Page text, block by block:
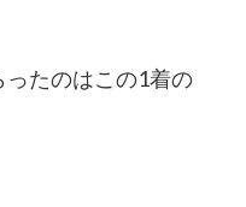
たのはこの1着の